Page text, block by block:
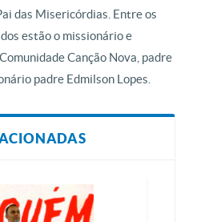
das Misericórdias. Entre os
estão o missionário e
Canção Nova, padre
padre Edmilson Lopes.